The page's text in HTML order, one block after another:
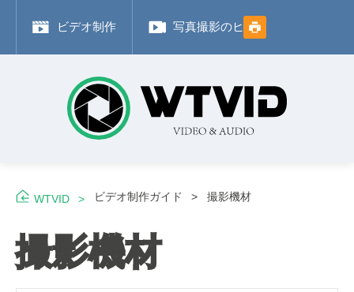
ビデオ制作 写真撮影のヒント
WTVID ビデオ制作ガイド 撮影機材
撮影機材